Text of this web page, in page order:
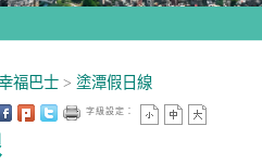
福巴士 > 塗潭假日線
字級設定：